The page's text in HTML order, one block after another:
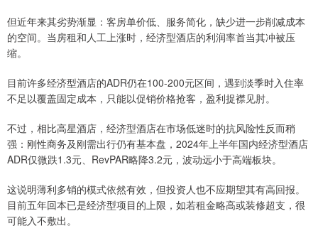
但近年来其劣势渐显：客房单价低、服务简化，缺少进一步削减成本
的空间。当房租和人工上涨时，经济型酒店的利润率首当其冲被压
缩。
目前许多经济型酒店的ADR仍在100-200元区间，遇到淡季时入住率
不足以覆盖固定成本，只能以促销价格抢客，盈利捉襟见肘。
不过，相比高星酒店，经济型酒店在市场低迷时的抗风险性反而稍
强：刚性商务及刚需出行仍有基本盘，2024年上半年国内经济型酒店
ADR仅微跌1.3元、RevPAR略降3.2元，波动远小于高端板块。
这说明薄利多销的模式依然有效，但投资人也不应期望其有高回报。
目前五年回本已是经济型项目的上限，如若租金略高或装修超支，很
可能入不敷出。